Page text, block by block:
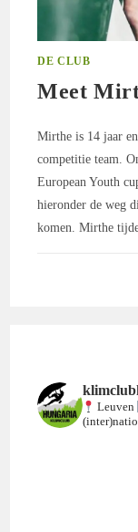
DE CLUB
Meet
Mirthe is 14 jaar
competitie team.
European Youth
hieronder de weg
komen. Mirthe
Leuven